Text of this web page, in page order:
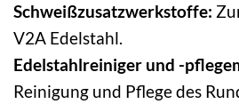
Schweißzusatzwerkstoffe:
V2A Edelstahl.
Edelstahlreiniger und -
Reinigung und Pflege des